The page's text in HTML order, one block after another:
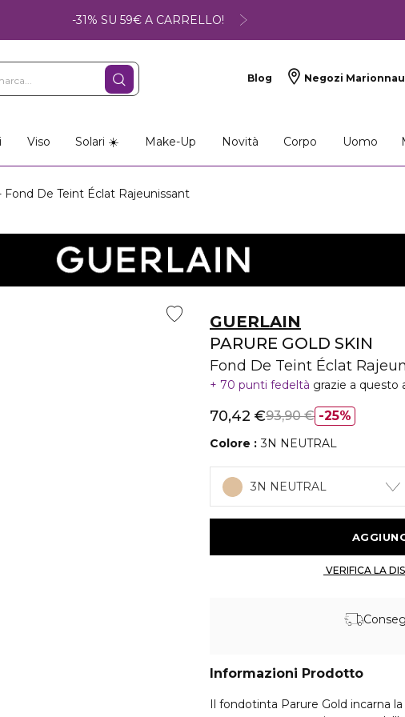
-31% SU 59€ A CARRELLO!
Blog Negozi
Viso Solari ☀️ Make-Up Novità Corpo Uomo
Fond De Teint Éclat Rajeunissant
GUERLAIN
PARURE GOLD SKIN
Fond De Teint Éclat
70 punti fedeltà grazie a questo
25%
70,42 €93,90 €
Colore 3N NEUTRAL
3N NEUTRAL
Informazioni Prodotto
Il fondotinta Parure Gold incarna